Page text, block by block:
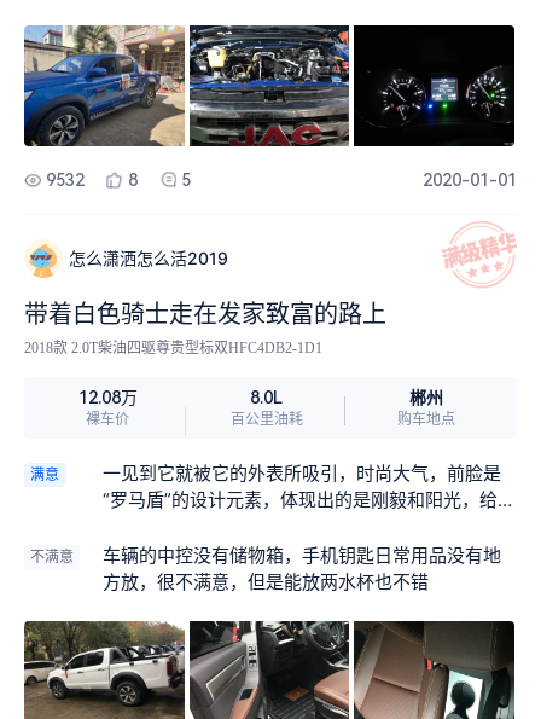
没法接受，其他再好也没用，油耗9.6个可以接受，
2.0柴油机太小了，小马拉大车
9532 8 5 2020-01-01
怎么潇洒怎么活2019
带着白色骑士走在发家致富的路上
2018款 2.0T柴油四驱尊贵型标双HFC4DB2-1D1
12.08万
裸车价
8.0L
百公里油耗
郴州
购车地点
满意
一见到它就被它的外表所吸引，时尚大气，前脸是
“罗马盾”的设计元素，体现出的是刚毅和阳光，给人
不满意
车辆的中控没有储物箱，手机钥匙日常用品没有地
方放，很不满意，但是能放两水杯也不错